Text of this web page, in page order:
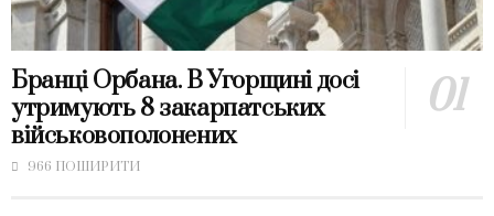
Бранці Орбана. В Угорщині досі
утримують 8 закарпатських
військовополонених
966 ПОШИРИТИ